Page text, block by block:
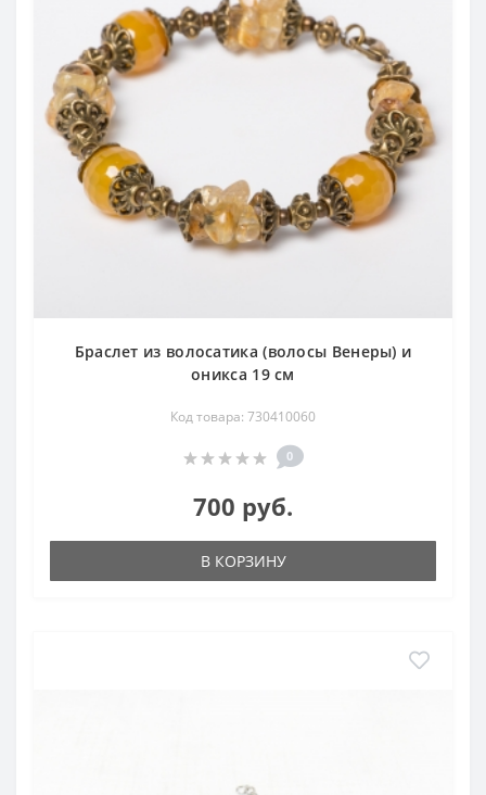
Браслет из волосатика (волосы Венеры) и
оникса 19 см
Код товара: 730410060
0
700 руб.
В КОРЗИНУ